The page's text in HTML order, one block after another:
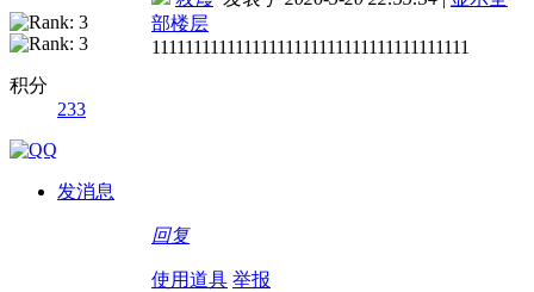
积分
233
发消息
部楼层
11111111111111111111111111111111111111
回复
使用道具 举报